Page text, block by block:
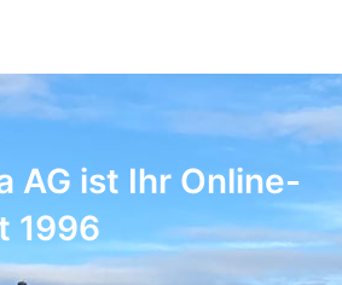
AG ist Ihr Online-
1996